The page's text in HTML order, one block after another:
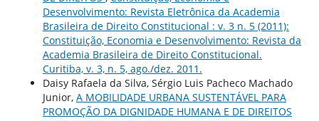
Desenvolvimento: Revista Eletrônica da Academia
Brasileira de Direito Constitucional : v. 3 n. 5 (2011):
Constituição, Economia e Desenvolvimento: Revista da
Academia Brasileira de Direito Constitucional.
Curitiba, v. 3, n. 5, ago./dez. 2011.
Daisy Rafaela da Silva, Sérgio Luis Pacheco Machado
Junior, A MOBILIDADE URBANA SUSTENTÁVEL PARA
PROMOÇÃO DA DIGNIDADE HUMANA E DE DIREITOS